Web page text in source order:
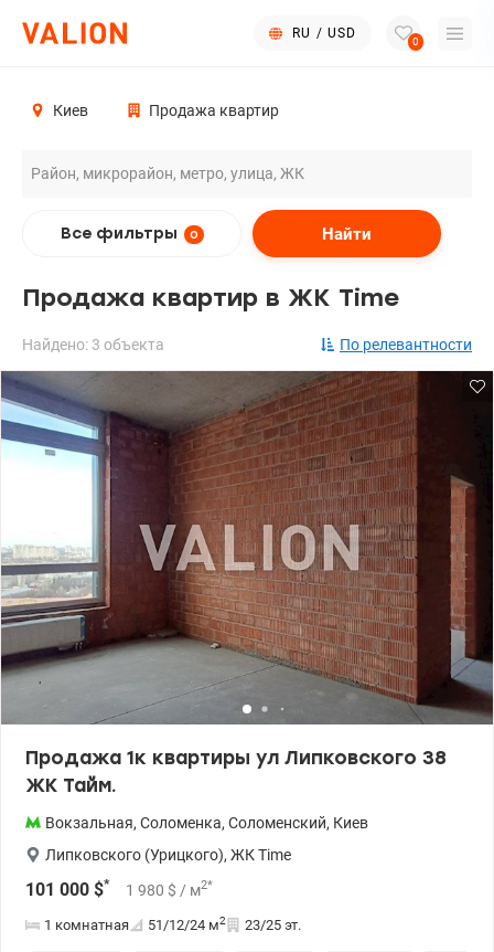
RU / USD
0
Киев Продажа квартир
Все фильтры 0 Найти
Продажа квартир в ЖК Time
Найдено: 3 объекта По релевантности
Продажа 1к квартиры ул Липковского 38
ЖК Тайм.
Вокзальная, Соломенка, Соломенский, Киев
Липковского (Урицкого), ЖК Time
101 000 $* 1 980 $ / м2*
1 комнатная 51/12/24 м2 23/25 эт.